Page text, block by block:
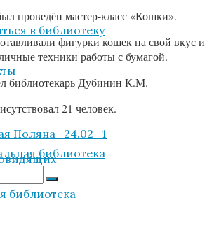
в библиотеку
библиотека
библиотека
проведён мастер-класс «Кошки».
фигурки кошек на свой вкус и
техники работы с бумагой.
библиотекарь Дубинин К.М.
21 человек.